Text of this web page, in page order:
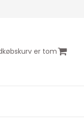
er tom